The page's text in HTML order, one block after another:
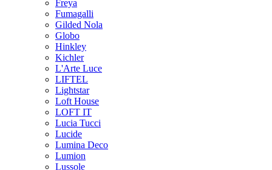
Freya
Fumagalli
Gilded Nola
Globo
Hinkley
Kichler
L'Arte Luce
LIFTEL
Lightstar
Loft House
LOFT IT
Lucia Tucci
Lucide
Lumina Deco
Lumion
Lussole